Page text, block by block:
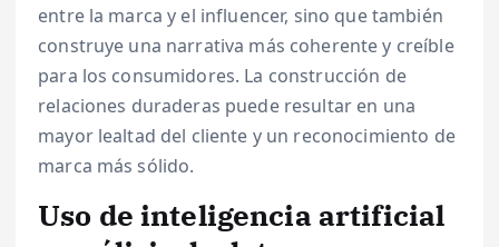
entre la marca y el influencer, sino que también
construye una narrativa más coherente y creíble
para los consumidores. La construcción de
relaciones duraderas puede resultar en una
mayor lealtad del cliente y un reconocimiento de
marca más sólido.
Uso de inteligencia artificial